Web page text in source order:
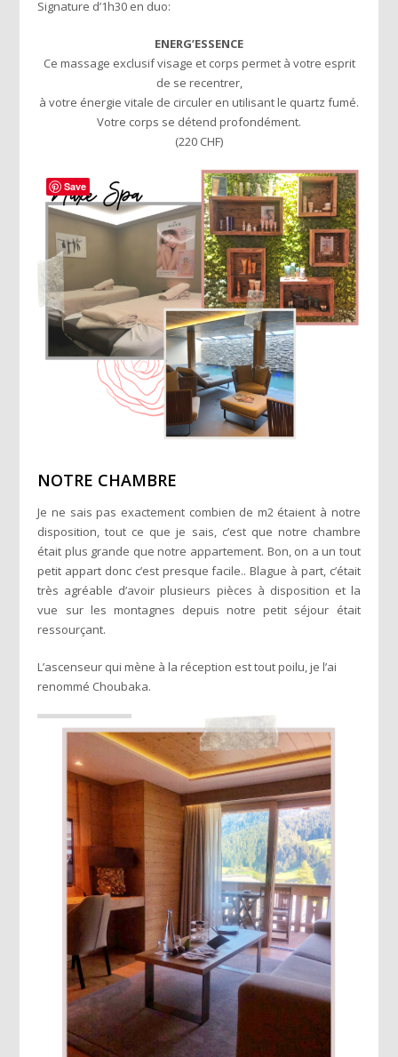
Signature d’1h30 en duo:
ENERG’ESSENCE
Ce massage exclusif visage et corps permet à votre esprit
de se recentrer,
à votre énergie vitale de circuler en utilisant le quartz fumé.
Votre corps se détend profondément.
(220 CHF)
NOTRE CHAMBRE
Je ne sais pas exactement combien de m2 étaient à notre
disposition, tout ce que je sais, c’est que notre chambre
était plus grande que notre appartement. Bon, on a un tout
petit appart donc c’est presque facile.. Blague à part, c’était
très agréable d’avoir plusieurs pièces à disposition et la
vue sur les montagnes depuis notre petit séjour était
ressourçant.
L’ascenseur qui mène à la réception est tout poilu, je l’ai
renommé Choubaka.
Save